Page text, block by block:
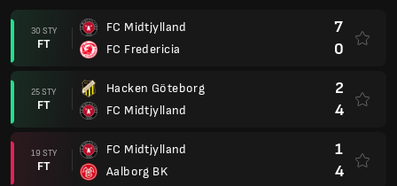
30 STY
FT
FC Midtjylland
FC Fredericia
7
0
25 STY
FT
Hacken Göteborg
FC Midtjylland
2
4
19 STY
FT
FC Midtjylland
Aalborg BK
1
4